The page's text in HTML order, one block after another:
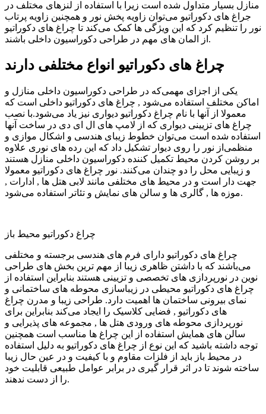
منازل بسیار متداول شده است زیرا با استفاده از لنزهای مختلف در
جراغ های دکوراتیو می‌توان زاویه پخش نور و همچنین زاویه پرتاب
نور را تنظیم کرد که این ویژگی ها کمک می‌کند تا چراغ های دکوراتیو
از المان های مهم در طراحی دکوراسیون داخلی باشند.
چراغ های دکوراتیو انواع مختلفی دارند
یکی از اجزای مهمی‌که در طراحی دکوراسیون داخلی منازل و
اماکن مختلف استفاده می‌شود , چراغ های دکوراتیو داخلی است که
معمولا از آنها با نام چراغ دکوراتیو دیواری نیز یاد می‌شود.با نصب
چراغ های تزیینی دیواری که از لامپ های ال ای دی در ساخت آنها
استفاده شده است می‌توان خطوط زیبای هندسی و اشکال موازی و
منظمی‌از نور را روی دیوار تشکیل داد که این رده های نوری علاوه
بر روشن کردن محیط تکمیل کننده دکوراسیون داخلی منازل هستند
و زیبایی محل را دو چندان می‌کنند. نور چراغ های دکوراتیو معمولا
جهت دار است و در محیط های مختلفی مانند لابی هتل ها , ادارات ,
موزه ها , گالری ها و سالن های نمایش و تئاتر استفاده می‌شود.
چراغ دکوراتیو محیط باز
چراغ های دکوراتیو دارای فرم های هندسی برجسته و مختلفی
می‌باشند که با داشتن ظاهری زیبا از مهم ترین بخش های طراحی
نوین در نورپردازی های تخصصی و تزیینی هستند بنابراین استفاده از
چراغ های دکوراتیو محیطی در زیباسازی محوطه های ساختمانی و
نمای بیرونی ساختمان ها اهمیت دارد. طراحی زیبا و مدرن چراغ
های دکوراتیو , فضایی کلاسیک را ایجاد می‌کند بنابراین برای
نورپردازی محوطه های ورودی هتل ها , مجموعه های پذیرایی و
سالن های همایش استفاده از این چراغ ها مناسب است همچنین
توجه داشته باشید که این نوع از چراغ های دکوراتیو به دلیل استفاده
در محیط باز باید از فلزات مقاوم و با کیفیت و در عین حال زیبا
ساخته شوند تا در اثر قرار گیری در برابر عوامل طبیعی قابلیت خود
را از دست ندهند.